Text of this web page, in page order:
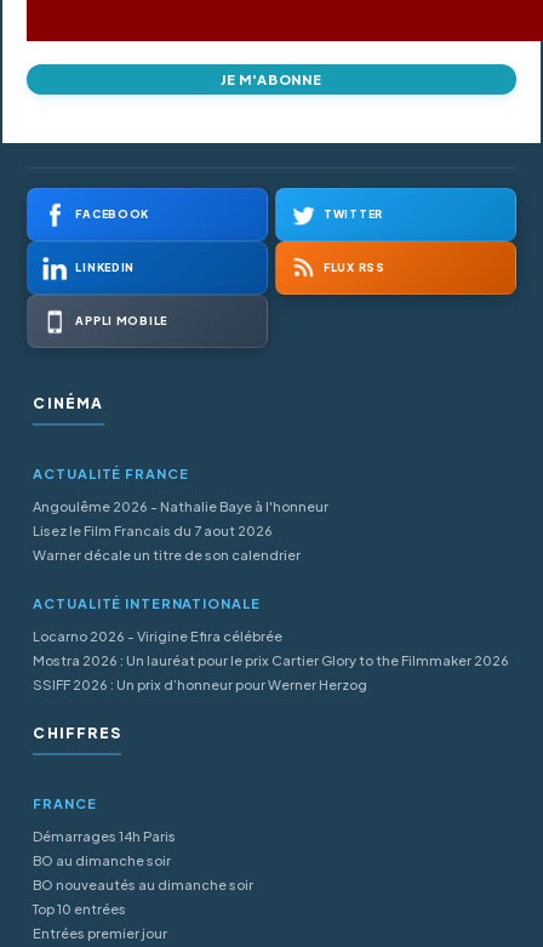
JE M'ABONNE
FACEBOOK TWITTER
LINKEDIN FLUX RSS
APPLI MOBILE
CINÉMA
ACTUALITÉ FRANCE
Angoulême 2026 - Nathalie Baye à l'honneur
Lisez le Film Francais du 7 aout 2026
Warner décale un titre de son calendrier
ACTUALITÉ INTERNATIONALE
Locarno 2026 - Virigine Efira célébrée
Mostra 2026 : Un lauréat pour le prix Cartier Glory to the Filmmaker 2026
SSIFF 2026 : Un prix d’honneur pour Werner Herzog
CHIFFRES
FRANCE
Démarrages 14h Paris
BO au dimanche soir
BO nouveautés au dimanche soir
Top 10 entrées
Entrées premier jour